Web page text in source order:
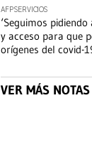
AFP SERVICIOS
‘Seguimos
y acceso para que
orígenes del covid-
VER MÁS NOTAS